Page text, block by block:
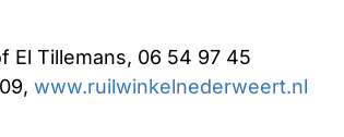
El Tillemans, 06 54 97 45
www.ruilwinkelnederweert.nl